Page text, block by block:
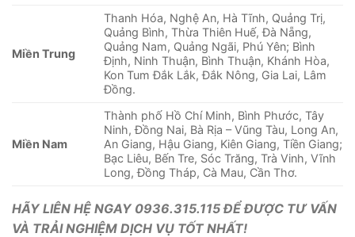
Miền Trung
Thanh Hóa, Nghệ An, Hà Tĩnh, Quảng Trị,
Quảng Bình, Thừa Thiên Huế, Đà Nẵng,
Quảng Nam, Quảng Ngãi, Phú Yên; Bình
Định, Ninh Thuận, Bình Thuận, Khánh Hòa,
Kon Tum Đắk Lắk, Đắk Nông, Gia Lai, Lâm
Đồng.
Miền Nam
Thành phố Hồ Chí Minh, Bình Phước, Tây
Ninh, Đồng Nai, Bà Rịa – Vũng Tàu, Long An,
An Giang, Hậu Giang, Kiên Giang, Tiền Giang;
Bạc Liêu, Bến Tre, Sóc Trăng, Trà Vinh, Vĩnh
Long, Đồng Tháp, Cà Mau, Cần Thơ.
HÃY LIÊN HỆ NGAY 0936.315.115 ĐỂ ĐƯỢC TƯ VẤN
VÀ TRẢI NGHIỆM DỊCH VỤ TỐT NHẤT!